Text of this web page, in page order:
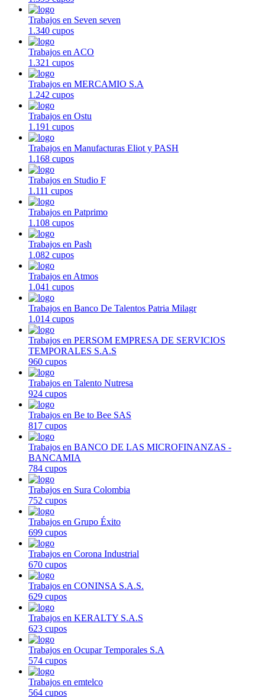
Trabajos en Seven seven
1.340 cupos
Trabajos en ACO
1.321 cupos
Trabajos en MERCAMIO S.A
1.242 cupos
Trabajos en Ostu
1.191 cupos
Trabajos en Manufacturas Eliot y PASH
1.168 cupos
Trabajos en Studio F
1.111 cupos
Trabajos en Patprimo
1.108 cupos
Trabajos en Pash
1.082 cupos
Trabajos en Atmos
1.041 cupos
Trabajos en Banco De Talentos Patria Milagr
1.014 cupos
Trabajos en PERSOM EMPRESA DE SERVICIOS
TEMPORALES S.A.S
960 cupos
Trabajos en Talento Nutresa
924 cupos
Trabajos en Be to Bee SAS
817 cupos
Trabajos en BANCO DE LAS MICROFINANZAS -
BANCAMIA
784 cupos
Trabajos en Sura Colombia
752 cupos
Trabajos en Grupo Éxito
699 cupos
Trabajos en Corona Industrial
670 cupos
Trabajos en CONINSA S.A.S.
629 cupos
Trabajos en KERALTY S.A.S
623 cupos
Trabajos en Ocupar Temporales S.A
574 cupos
Trabajos en emtelco
564 cupos